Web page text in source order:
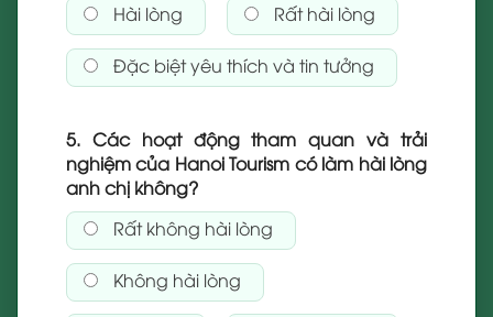
Hài lòng Rất hài lòng
Đặc biệt yêu thích và tin tưởng
5. Các hoạt động tham quan và trải
nghiệm của Hanoi Tourism có làm hài lòng
anh chị không?
Rất không hài lòng
Không hài lòng